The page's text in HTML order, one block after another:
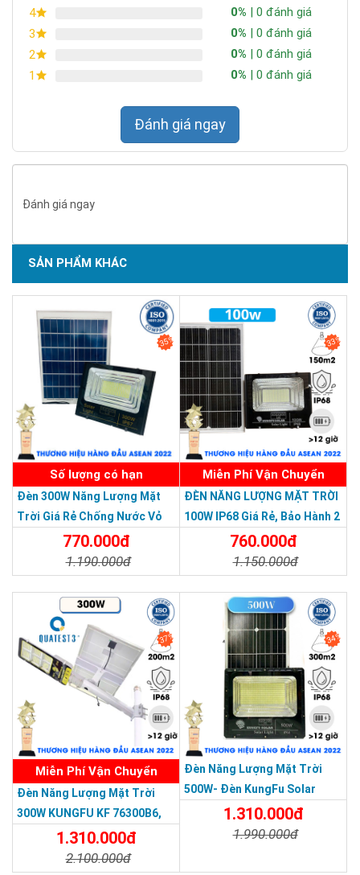
Khả năng chống nước, chống bụi, chống mưa bão mạnh mẽ.
Tấm pin Monocrystalline Hiệu suất sạc nhanh.
Mang lại hiệu suất chuyển đổi cao, tấm pin diện tích lớn giúp
hấp thụ nhiều ánh sáng hơn cho nhiều điện năng hơn.
Độ bền cao, có khả năng chịu được thời tiết khắc nghiệt.
Tuổi thọ có thể lên đến 15 năm.
SẢN PHẨM CHẤT LƯỢNG - DỊCH VỤ TIN DÙNG LẦN VII - 2020
THƯƠNG HIỆU HÀNG ĐẦU ASEAN 2022
4
0% | 0 đánh giá
3
0% | 0 đánh giá
2
0% | 0 đánh giá
1
0% | 0 đánh giá
Đánh giá ngay
Đánh giá ngay
SẢN PHẨM KHÁC
35%
Số lượng có hạn
Đèn 300W Năng Lượng Mặt
Trời Giá Rẻ Chống Nước Vỏ
Nhôm Đúc770.000đ
1.190.000đ
33%
Miễn Phí Vận Chuyển
ĐÈN NĂNG LƯỢNG MẶT TRỜI
100W IP68 Giá Rẻ, Bảo Hành 2
760.000đ
1.150.000đ
37%
Miễn Phí Vận Chuyển
Đèn Năng Lượng Mặt Trời
300W KUNGFU KF 76300B6,
IP68, Bảng Giá 2026
1.310.000đ
2.100.000đ
34%
Đèn Năng Lượng Mặt Trời
500W- Đèn KungFu Solar
Năng Lượng Mặt Trời 500W,IP
67 Loại Lớn
1.310.000đ
1.990.000đ